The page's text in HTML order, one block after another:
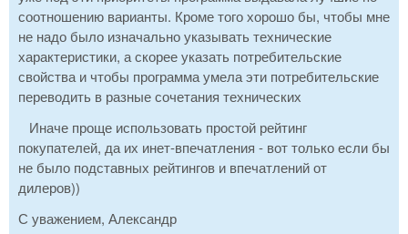
соотношению варианты. Кроме того хорошо бы, чтобы мне
не надо было изначально указывать технические
характеристики, а скорее указать потребительские
свойства и чтобы программа умела эти потребительские
переводить в разные сочетания технических
Иначе проще использовать простой рейтинг
покупателей, да их инет-впечатления - вот только если бы
не было подставных рейтингов и впечатлений от
дилеров))
С уважением, Александр